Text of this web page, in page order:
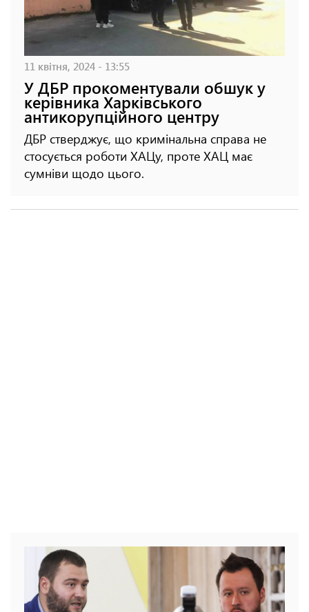
11 квітня, 2024 - 13:55
У ДБР прокоментували обшук у
керівника Харківського
антикорупційного центру
ДБР стверджує, що кримінальна справа не
стосується роботи ХАЦу, проте ХАЦ має
сумніви щодо цього.